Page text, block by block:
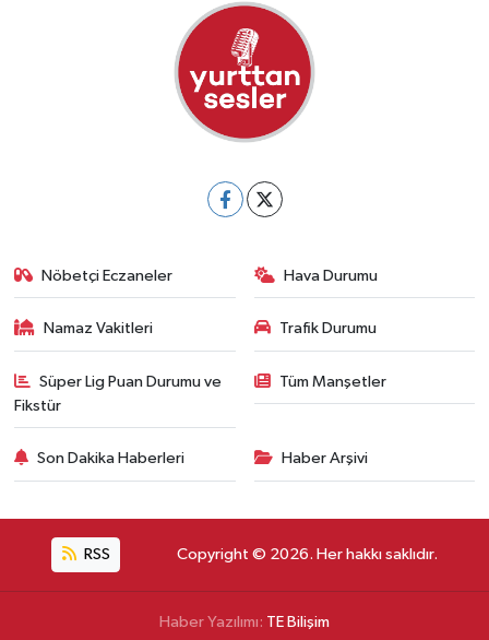
Nöbetçi Eczaneler Hava Durumu
Namaz Vakitleri Trafik Durumu
Süper Lig Puan Durumu ve
Fikstür
Tüm Manşetler
Son Dakika Haberleri Haber Arşivi
RSS Copyright © 2026. Her hakkı saklıdır.
Haber Yazılımı: TE Bilişim